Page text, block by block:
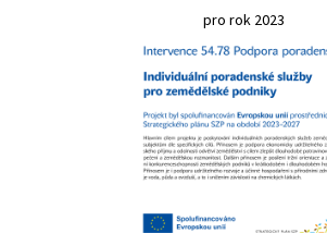
pro rok 2023